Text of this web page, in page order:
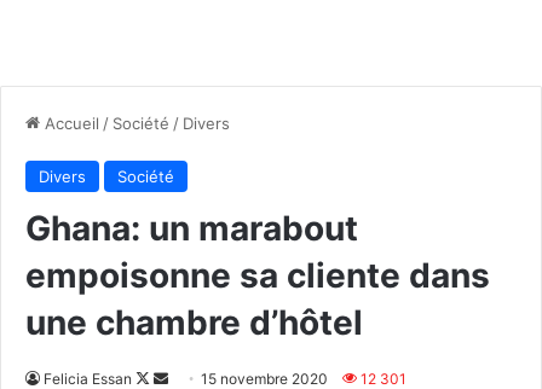
Accueil / Société / Divers
Divers Société
Ghana: un marabout
empoisonne sa cliente dans
une chambre d’hôtel
Felicia Essan
Follow
Envoyer15 novembre 2020 12 301